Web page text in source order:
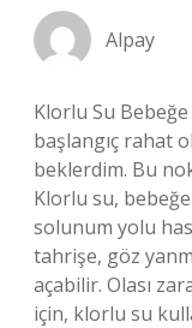
Alpay
Klorlu Su
başlangıç rahat
beklerdim. Bu
Klorlu su,
solunum yolu
tahrişe, göz
açabilir. Olası
için, klorlu su